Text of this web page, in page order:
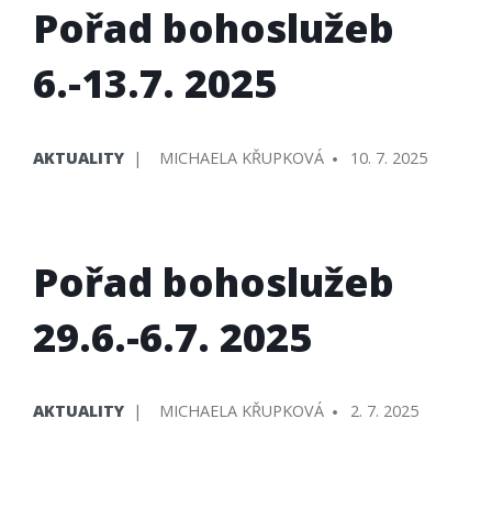
Pořad bohoslužeb
6.-13.7. 2025
V
AKTUALITY
MICHAELA KŘUPKOVÁ
10. 7. 2025
Pořad bohoslužeb
29.6.-6.7. 2025
V
AKTUALITY
MICHAELA KŘUPKOVÁ
2. 7. 2025